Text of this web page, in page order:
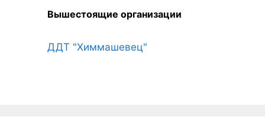
Вышестоящие организации
ДДТ "Химмашевец"